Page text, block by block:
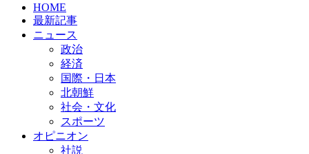
HOME
最新記事
ニュース
政治
経済
国際・日本
北朝鮮
社会・文化
スポーツ
オピニオン
社説